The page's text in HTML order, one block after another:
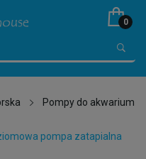
0
Pompy do akwarium
pompa zatapialna